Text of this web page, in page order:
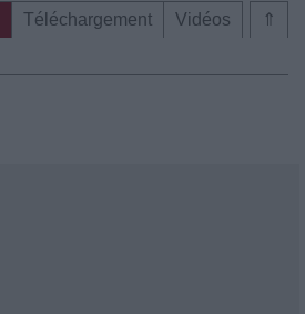
⇑
Téléchargement
Vidéos